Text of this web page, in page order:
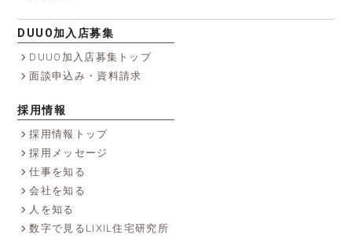
DUUO加入店募集
DUUO加入店募集トップ
面談申込み・資料請求
採用情報
採用情報トップ
採用メッセージ
仕事を知る
会社を知る
人を知る
数字で見るLIXIL住宅研究所